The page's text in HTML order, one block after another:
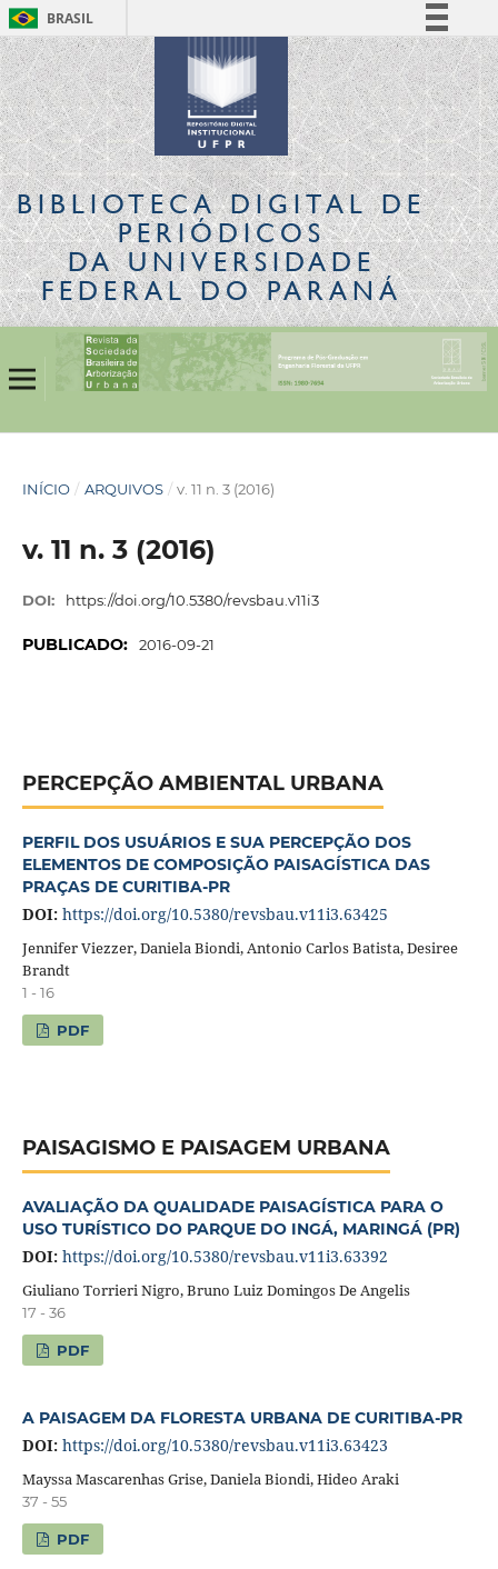
BRASIL
Simplifique!
Comunica BR
Participe
Acesso à informação
Legislação
Canais
BIBLIOTECA DIGITALDE
PERIÓDICOS
DA UNIVERSIDADE
FEDERAL DO PARANÁ
INÍCIO / ARQUIVOS / v. 11 n. 3 (2016)
v. 11 n. 3 (2016)
DOI: https://doi.org/10.5380/revsbau.v11i3
PUBLICADO: 2016-09-21
PERCEPÇÃO AMBIENTAL URBANA
PERFIL DOS USUÁRIOS E SUA PERCEPÇÃO DOS
ELEMENTOS DE COMPOSIÇÃO PAISAGÍSTICA DAS
PRAÇAS DE CURITIBA-PR
DOI: https://doi.org/10.5380/revsbau.v11i3.63425
Jennifer Viezzer, Daniela Biondi, Antonio Carlos Batista, Desiree
Brandt
1 - 16
PDF
PAISAGISMO E PAISAGEM URBANA
AVALIAÇÃO DA QUALIDADE PAISAGÍSTICA PARA O
USO TURÍSTICO DO PARQUE DO INGÁ, MARINGÁ (PR)
DOI: https://doi.org/10.5380/revsbau.v11i3.63392
Giuliano Torrieri Nigro, Bruno Luiz Domingos De Angelis
17 - 36
PDF
A PAISAGEM DA FLORESTA URBANA DE CURITIBA-PR
DOI: https://doi.org/10.5380/revsbau.v11i3.63423
Mayssa Mascarenhas Grise, Daniela Biondi, Hideo Araki
37 - 55
PDF